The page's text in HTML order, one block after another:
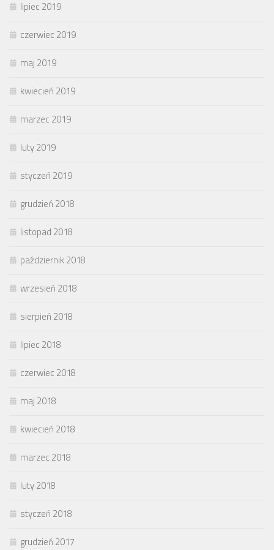
lipiec 2019
czerwiec 2019
maj 2019
kwiecień 2019
marzec 2019
luty 2019
styczeń 2019
grudzień 2018
listopad 2018
październik 2018
wrzesień 2018
sierpień 2018
lipiec 2018
czerwiec 2018
maj 2018
kwiecień 2018
marzec 2018
luty 2018
styczeń 2018
grudzień 2017